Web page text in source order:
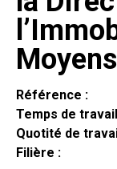
Référence :
Temps de
Quotité de
Filière :